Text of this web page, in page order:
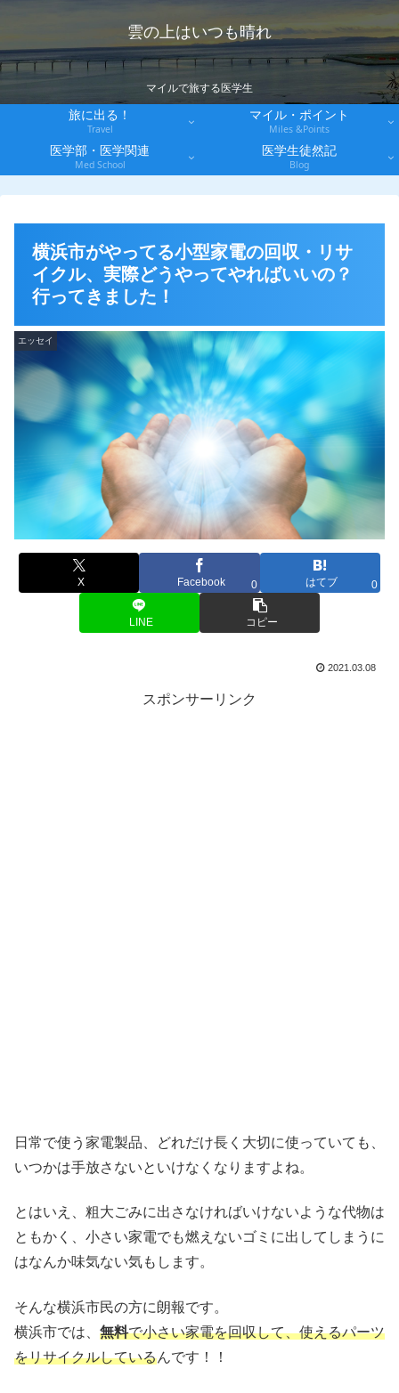
雲の上はいつも晴れ
マイルで旅する医学生
旅に出る！
Travel
マイル・ポイント
Miles &Points
医学部・医学関連
Med School
医学生徒然記
Blog
横浜市がやってる小型家電の回収・リサ
イクル、実際どうやってやればいいの？
行ってきました！
エッセイ
X Facebook 0 はてブ 0
LINE コピー
2021.03.08
スポンサーリンク
日常で使う家電製品、どれだけ長く大切に使っていても、
いつかは手放さないといけなくなりますよね。
とはいえ、粗大ごみに出さなければいけないような代物は
ともかく、小さい家電でも燃えないゴミに出してしまうに
はなんか味気ない気もします。
そんな横浜市民の方に朗報です。
横浜市では、 無料で小さい家電を回収して、使えるパーツ
をリサイクルしているんです！！